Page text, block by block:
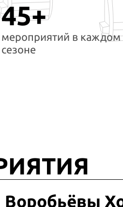
45+
мероприятий в каждом
сезоне
Воробьёвы